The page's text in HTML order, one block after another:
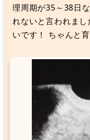
理周期が35～38日
れないと言われま
いです！ ちゃんと